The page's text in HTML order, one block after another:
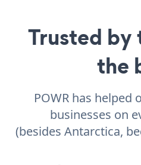
Trusted by
the
POWR has helped
businesses on
(besides Antarctica,